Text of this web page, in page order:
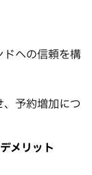
への信頼を構
予約増加につ
メリット